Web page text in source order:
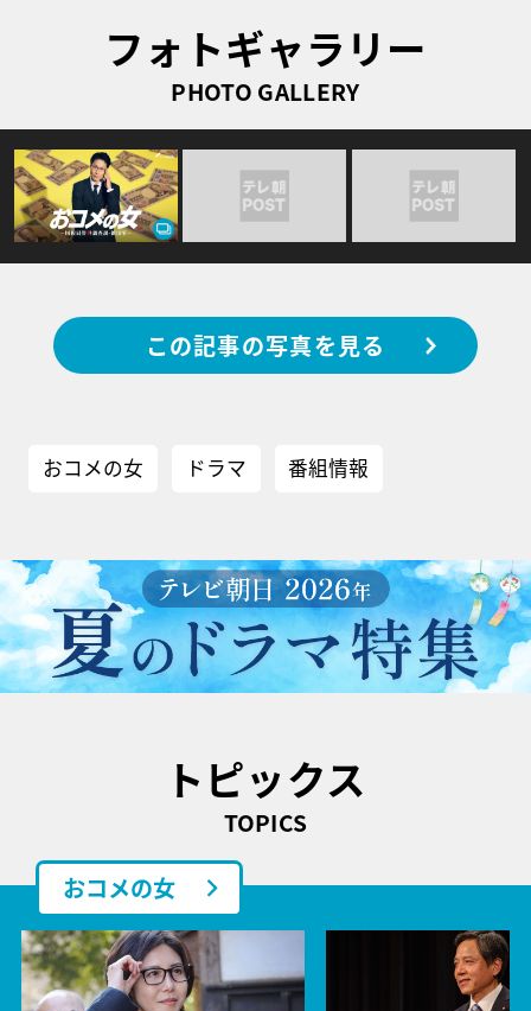
フォトギャラリー
PHOTO GALLERY
この記事の写真を見る
おコメの女 ドラマ 番組情報
トピックス
TOPICS
おコメの女